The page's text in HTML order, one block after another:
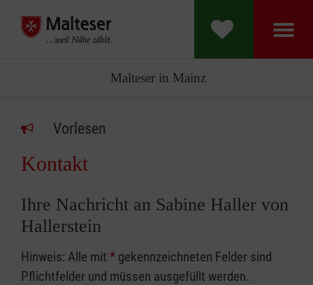
Malteser in Mainz
Vorlesen
Kontakt
Ihre Nachricht an Sabine Haller von
Hallerstein
Hinweis: Alle mit * gekennzeichneten Felder sind
Pflichtfelder und müssen ausgefüllt werden.